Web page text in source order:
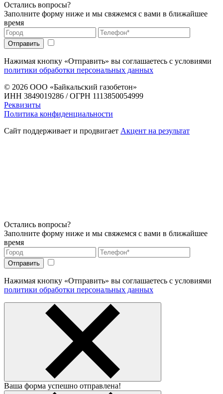
Остались вопросы?
Заполните форму ниже и мы свяжемся с вами в ближайшее
время
Нажимая кнопку «Отправить» вы соглашаетесь с условиями
политики обработки персональных данных
© 2026 ООО «Байкальский газобетон»
ИНН 3849019286 / ОГРН 1113850054999
Реквизиты
Политика конфиденциальности
Сайт поддерживает и продвигает Акцент на результат
Остались вопросы?
Заполните форму ниже и мы свяжемся с вами в ближайшее
время
Нажимая кнопку «Отправить» вы соглашаетесь с условиями
политики обработки персональных данных
Ваша форма успешно отправлена!